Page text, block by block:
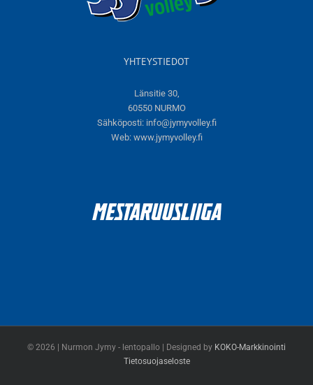
YHTEYSTIEDOT
Länsitie 30,
60550 NURMO
Sähköposti: info@jymyvolley.fi
Web: www.jymyvolley.fi
© 2026 | Nurmon Jymy - lentopallo | Designed by KOKO-Markkinointi
Tietosuojaseloste